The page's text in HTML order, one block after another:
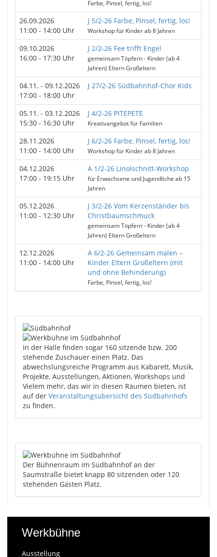
Farbe, Pinsel, fertig, los!
26.09.2026
11:00 - 14:00 Uhr
J 5/2-26 Farbe, Pinsel, fertig, los!
Workshop für Kinder ab 8 Jahren
09.10.2026
16:00 - 17:30 Uhr
J 2/2-26 Fee trifft Engel
gemeinsam Töpfern - Kinder (ab 4
Jahren) Eltern Großeltern
04.11. - 09.12.2026
17:00 - 18:00 Uhr
J 27/2-26 Südbahnhof-Chor Kids
05.11. - 03.12.2026
15:30 - 16:30 Uhr
J 4/2-26 PITEPETE
Kreativangebot für Familien
28.11.2026
11:00 - 14:00 Uhr
J 6/2-26 Farbe, Pinsel, fertig, los!
Workshop für Kinder ab 8 Jahren
04.12.2026
17:00 - 19:15 Uhr
A 1/2-26 Linolschnitt-Workshop
für Erwachsene und Jugendliche ab 15
Jahren
05.12.2026
11:00 - 12:30 Uhr
J 3/2-26 Vom Kerzenständer bis
Christbaumschmuck
gemeinsam Töpfern - Kinder (ab 4
Jahren) Eltern Großeltern
12.12.2026
11:00 - 14:00 Uhr
A 6/2-26 Gemeinsam malen –
Kinder Eltern Großeltern (mit
und ohne Behinderung)
Farbe, Pinsel, fertig, los!
In der Halle finden sogar 160 sitzende bzw. 200
stehende Zuschauer einen Platz. Das
abwechslungsreiche Programm aus Kabarett, Musik,
Projekte, Ausstellungen, Aktionen, Workshops und
Vielem mehr, das wir in diesen Räumen bieten, ist
auf der Veranstaltungsübersicht des Südbahnhofs
zu finden.
Der Bühnenraum im Südbahnhof an der
Saumstraße bietet knapp 80 sitzenden oder 120
stehenden Gästen Platz.
Werkbühne
Ausstellung